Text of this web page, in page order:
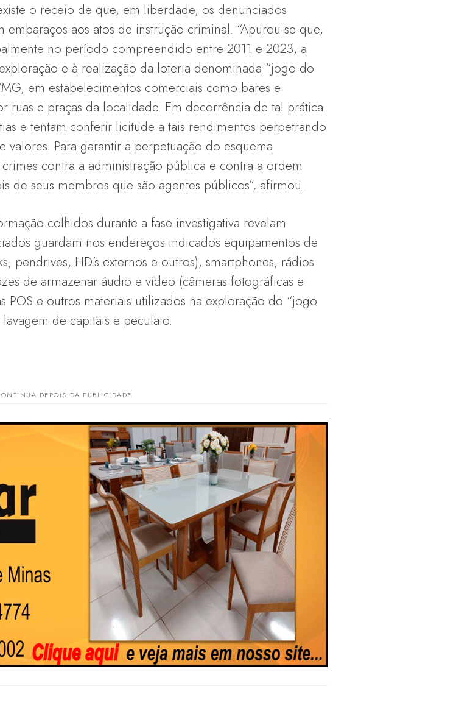
o receio de que, em liberdade, os denunciados
aos atos de instrução criminal. “Apurou-se que,
no período compreendido entre 2011 e 2023, a
e à realização da loteria denominada “jogo do
em estabelecimentos comerciais como bares e
ruas e praças da localidade. Em decorrência de tal prática
e tentam conferir licitude a tais rendimentos perpetrando
Para garantir a perpetuação do esquema
contra a administração pública e contra a ordem
de seus membros que são agentes públicos”, afirmou.
colhidos durante a fase investigativa revelam
guardam nos endereços indicados equipamentos de
pendrives, HD’s externos e outros), smartphones, rádios
de armazenar áudio e vídeo (câmeras fotográficas e
POS e outros materiais utilizados na exploração do “jogo
de capitais e peculato.